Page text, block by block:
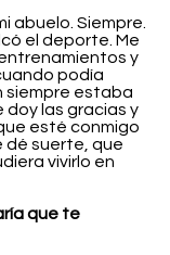
abuelo. Siempre.
el deporte. Me
y
podía
siempre estaba
doy las gracias y
esté conmigo
dé suerte, que
vivirlo en
que te